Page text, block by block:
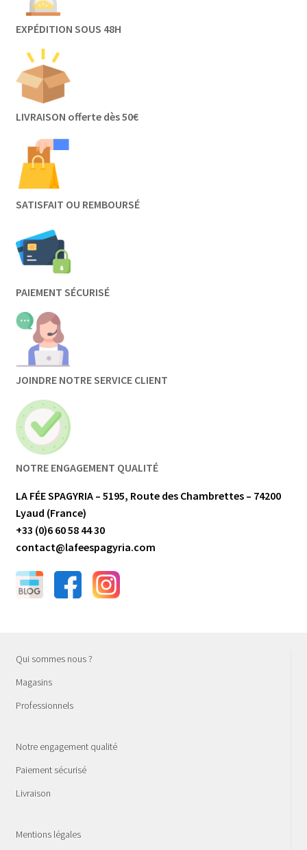
EXPÉDITION SOUS 48H
LIVRAISON offerte dès 50€
SATISFAIT OU REMBOURSÉ
PAIEMENT SÉCURISÉ
JOINDRE NOTRE SERVICE CLIENT
NOTRE ENGAGEMENT QUALITÉ
LA FÉE SPAGYRIA – 5195, Route des Chambrettes – 74200
Lyaud (France)
+33 (0)6 60 58 44 30
contact@lafeespagyria.com
Qui sommes nous ?
Magasins
Professionnels
Notre engagement qualité
Paiement sécurisé
Livraison
Mentions légales